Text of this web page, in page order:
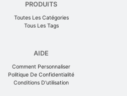
PRODUITS
Toutes Les Catégories
Tous Les Tags
AIDE
Comment Personnaliser
Politique De Confidentialité
Conditions D'utilisation